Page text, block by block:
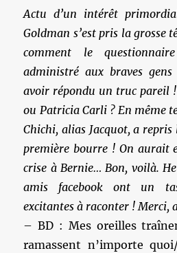
Actu d’un intérêt
Goldman s’est pris la grosse
comment le
administré aux braves gens
avoir répondu un truc pareil
ou Patricia Carli ? En même
Chichi, alias Jacquot, a repris
première bourre ! On aurait
crise à Bernie… Bon, voilà.
amis facebook ont un
excitantes à raconter ! Merci,
– BD : Mes oreilles
ramassent n’importe